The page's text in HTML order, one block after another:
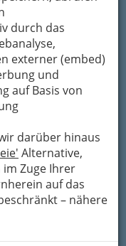
durch das
externer (embed)
und
auf Basis von
darüber hinaus
Alternative,
Zuge Ihrer
auf das
– nähere
- der
myToys